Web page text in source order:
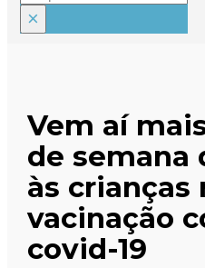
×
Vem aí
de semana
às crianças
vacinação
covid-19